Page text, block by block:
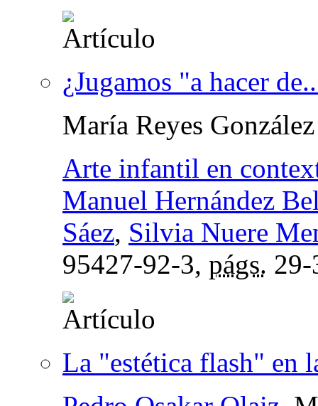
¿Jugamos "a hacer
María Reyes
Arte infantil en
Manuel Hernández
Sáez, Silvia Nuere
95427-92-3, págs. 29-
La "estética flash" en